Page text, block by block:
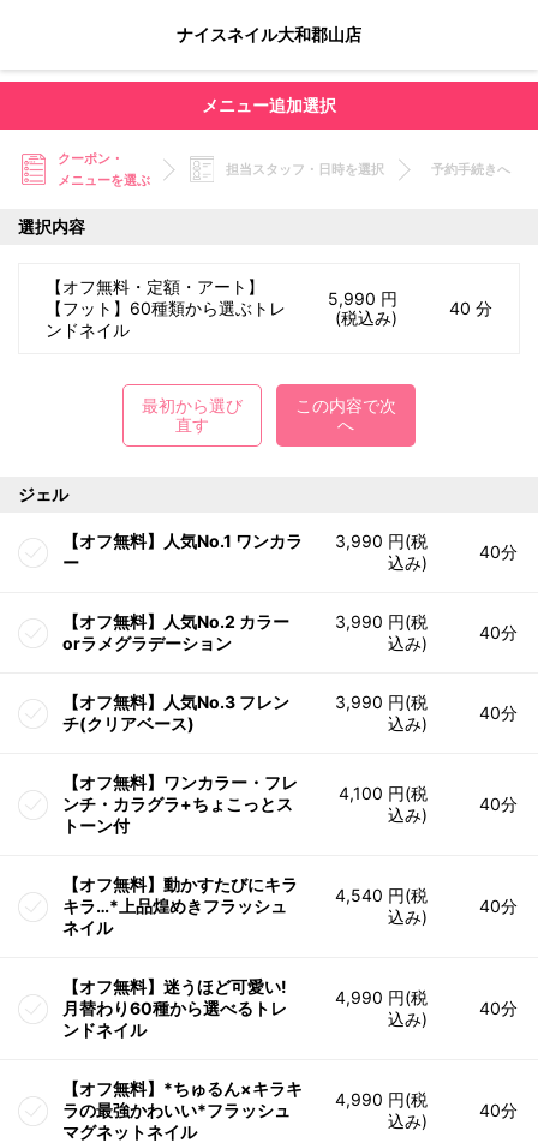
ナイスネイル大和郡山店
メニュー追加選択
クーポン・
メニューを選ぶ
担当スタッフ・日時を選択 予約手続きへ
選択内容
【オフ無料・定額・アート】
【フット】60種類から選ぶトレ
ンドネイル
5,990 円
(税込み)
40 分
最初から選び
直す
この内容で次
へ
ジェル
【オフ無料】人気No.1 ワンカラ
ー
3,990 円(税
込み)
40分
【オフ無料】人気No.2 カラー
orラメグラデーション
3,990 円(税
込み)
40分
【オフ無料】人気No.3 フレン
チ(クリアベース)
3,990 円(税
込み)
40分
【オフ無料】ワンカラー・フレ
ンチ・カラグラ+ちょこっとス
トーン付
4,100 円(税
込み)
40分
【オフ無料】動かすたびにキラ
キラ…*上品煌めきフラッシュ
ネイル
4,540 円(税
込み)
40分
【オフ無料】迷うほど可愛い!
月替わり60種から選べるトレ
ンドネイル
4,990 円(税
込み)
40分
【オフ無料】*ちゅるん×キラキ
ラの最強かわいい*フラッシュ
マグネットネイル
4,990 円(税
込み)
40分